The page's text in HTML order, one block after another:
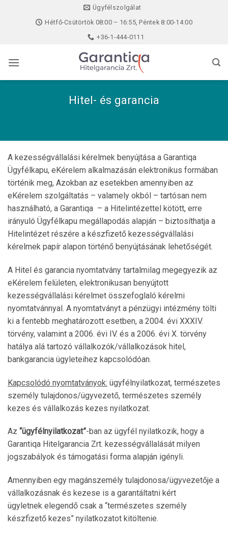
Ügyfélszolgálat
Hétfő-Csütörtök 08:00 – 16:55, Péntek 8:00-14:00
+36-1-444-0111
Hitel- és garancia
A kezességvállalási kérelmek benyújtása a Garantiqa
Ügyfélkapu, eKérelem alkalmazásán elektronikus formában
történik meg, Azokban az esetekben amennyiben az
eKérelem szolgáltatás – valamely okból – tartósan nem
használható, a Garantiqa – a Hitelintézettel kötött, erre
irányuló Ügyfélkapu megállapodás alapján – biztosíthatja a
Hitelintézet részére a készfizető kezességvállalási
kérelmek papír alapon történő benyújtásának lehetőségét.
A Hitel és garancia nyomtatvány tartalmilag megegyezik az
eKérelem felületen, elektronikusan benyújtott
kezességvállalási kérelmet összefoglaló kérelmi
nyomtatvánnyal. A nyomtatványt a pénzügyi intézmény tölti
ki a fentebb meghatározott esetben, a 2004. évi XXXIV.
törvény, valamint a 2006. évi IV. és a 2006. évi X. törvény
hatálya alá tartozó vállalkozók/vállalkozások hitel,
bankgarancia ügyleteihez kapcsolódóan.
Kapcsolódó nyomtatványok: ügyfélnyilatkozat, természetes
személy tulajdonos/ügyvezető, természetes személy
kezes és vállalkozás kezes nyilatkozat.
Az “ügyfélnyilatkozat”-ban az ügyfél nyilatkozik, hogy a
Garantiqa Hitelgarancia Zrt. kezességvállalását milyen
jogszabályok és támogatási forma alapján igényli.
Amennyiben egy magánszemély tulajdonosa/ügyvezetője a
vállalkozásnak és kezese is a garantáltatni kért
ügyletnek elegendő csak a “természetes személy
készfizető kezes” nyilatkozatot kitöltenie.